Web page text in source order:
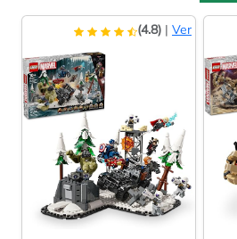
(4.8) | Ver